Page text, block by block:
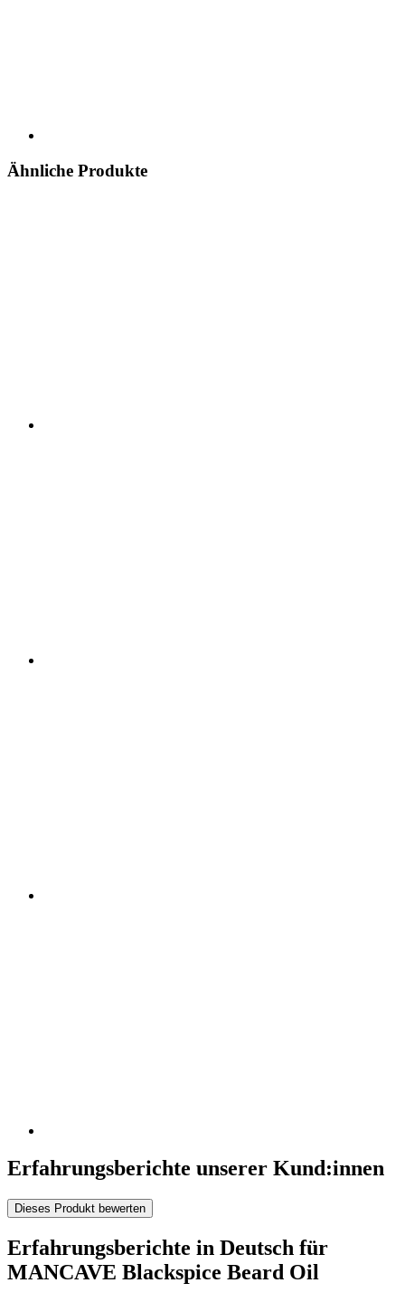
Ähnliche Produkte
Erfahrungsberichte unserer Kund:innen
Dieses Produkt bewerten
Erfahrungsberichte in Deutsch für
MANCAVE Blackspice Beard Oil